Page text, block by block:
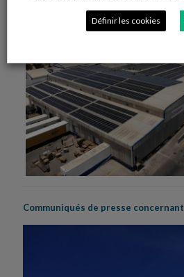
Communiqués de presse concernant
Définir les cookies